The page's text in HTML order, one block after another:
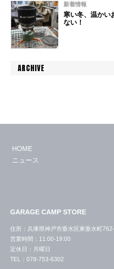
新着情報
寒い冬、温かい
ない！
ARCHIVE
HOME
ニュース
GARAGE CAMP STORE
住所：兵庫県神戸市垂水区東垂水町
営業時間：11:00-19:00
定休日：月曜日
TEL：078-753-6302